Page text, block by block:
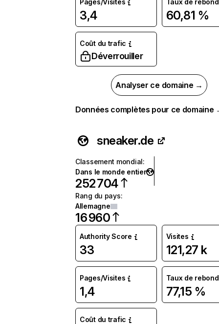
Pages/Visites
3,4
Taux de rebond
60,81 %
Coût du trafic
Déverrouiller
Analyser ce domaine →
Données complètes pour ce domaine
sneaker.de
Classement mondial:
Dans le monde entier
252 704
Rang du pays:
Allemagne
16 960
Authority Score
33
Visites
121,27 k
Pages/Visites
1,4
Taux de rebond
77,15 %
Coût du trafic